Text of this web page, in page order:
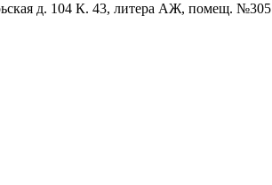
д. 104 К. 43, литера АЖ, помещ. №305